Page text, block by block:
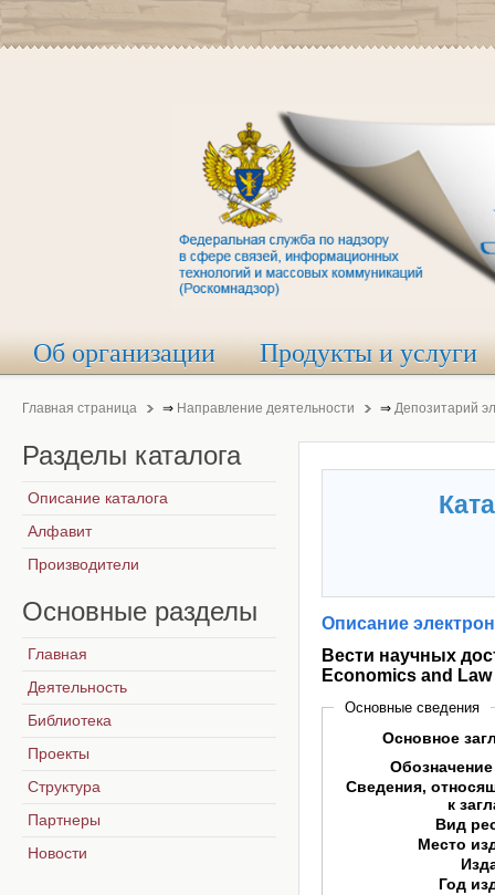
Об организации Продукты и услуги
Главная страница ⇒ Направление деятельности ⇒ Депозитарий
Описание
Вести научных
Economics and Law
Основные сведения
Основное
Сведения,
к
Вид
Место
Год
Разделы каталога
Описание каталога
Алфавит
Производители
Основные разделы
Главная
Деятельность
Библиотека
Проекты
Структура
Партнеры
Новости